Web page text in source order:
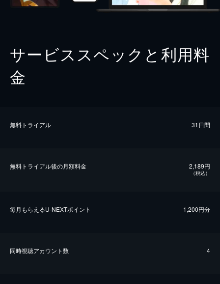
サービススペックと利用料
金
無料トライアル 31日間
無料トライアル後の⽉額料金 2,189円
（税込）
毎⽉もらえるU-NEXTポイント 1,200円分
同時視聴アカウント数 4